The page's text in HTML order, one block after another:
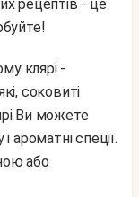
рецептів - це
соковиті
Ви можете
ароматні спеції.
або